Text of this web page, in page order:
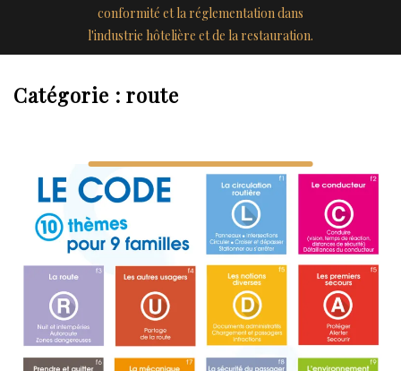
conformité et la réglementation dans
l'industrie hôtelière et de la restauration.
Catégorie : route